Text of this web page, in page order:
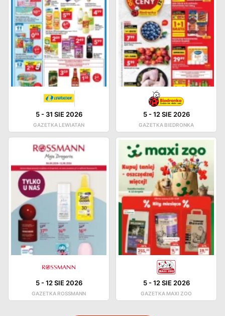
5- 31 SIE 2026
GAZETKA LEWIATAN
5-12 SIE 2026
GAZETKA BIEDRONKA
5-12 SIE 2026
GAZETKA ROSSMANN
5-12 SIE 2026
GAZETKA MAXI ZOO